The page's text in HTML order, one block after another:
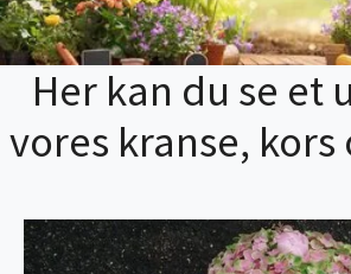
Her kan du se et
vores kranse,